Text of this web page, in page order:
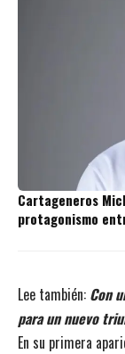
Cartageneros
protagonismo
Lee también: Con
para un nuevo
En su primera